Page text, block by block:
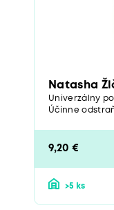
Natasha
Univerzálny
Účinne
9,20 €
>5 ks